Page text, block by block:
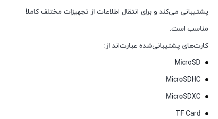
پشتیبانی می‌کند و برای انتقال اطلاعات از تجهیزات مختلف کاملاً
مناسب است.
کارت‌های پشتیبانی‌شده عبارت‌اند از:
MicroSD
MicroSDHC
MicroSDXC
TF Card